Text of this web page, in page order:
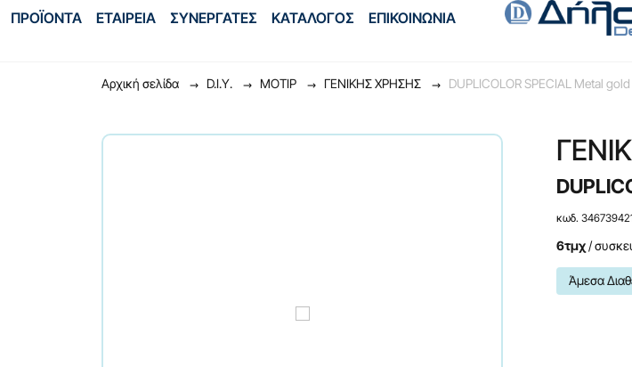
ΠΡΟΪΟΝΤΑ ΕΤΑΙΡΕΙΑ ΣΥΝΕΡΓΑΤΕΣ ΚΑΤΑΛΟΓΟΣ ΕΠΙΚΟΙΝΩΝΙΑ
Αρχική σελίδα D.I.Y. ΜΟΤΙΡ ΓENIKHΣ XPHΣHΣ DUPLICOLOR SPECIAL Metal
κωδ.
6τμχ/
Άμεσα